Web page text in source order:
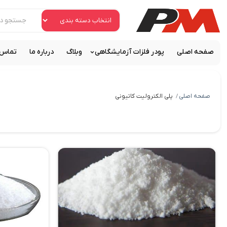
صفحه اصلی پودر فلزات آزمایشگاهی وبلاگ درباره ما تماس
صفحه اصلی / پلی الکترولیت کاتیونی